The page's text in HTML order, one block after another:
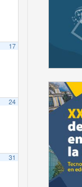
17
24
31